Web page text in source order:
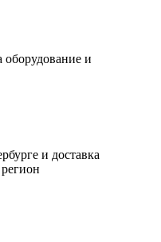
оборудование и
и доставка